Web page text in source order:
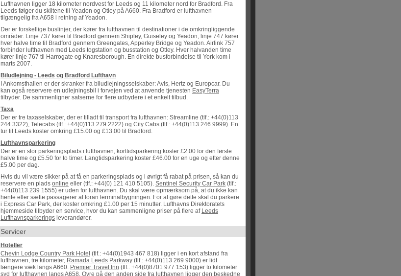
Lufthavnen ligger 18 kilometer nordvest for Leeds og 11 kilometer nord for Bradford. Fra
Leeds følger du skiltene til Yeadon og Otley på A660. Fra Bradford er lufthavnen
tilgængelig fra A658 i retning af Yeadon.
Der er forskellige buslinjer, der kører fra lufthavnen til destinationer i de omkringliggende
områder. Linje 737 kører til Bradford gennem Shipley, Guiseley og Yeadon, linje 747 kører
hver halve time til Bradford gennem Greengates, Apperley Bridge og Yeadon. Airlink 757
forbinder lufthavnen med Leeds togstation og busstation og Otley. Hver halvanden time
kører linje 767 til Harrogate og Knaresborough. En direkte busforbindelse til York kom i
marts 2007.
Biludlejning - Leeds og Bradford Lufthavn
I Ankomsthallen er der skranker fra biludlejningsselskaber: Avis, Hertz og Europcar. Du
kan også reservere en udlejningsbil i forvejen ved at anvende tjenesten EasyTerra
tilbyder. De sammenligner satserne for flere udbydere i et enkelt tilbud.
Taxa
Der er tre taxaselskaber, der er tilladt til transport fra lufthavnen: Streamline (tlf.: +44(0)113
244 3322), Telecabs (tlf.: +44(0)113 279 2222) og City Cabs (tlf.: +44(0)113 246 9999). En
tur til Leeds koster omkring £15.00 og £13.00 til Bradford.
Lufthavnsparkering
Der er en stor parkeringsplads i lufthavnen, korttidsparkering koster £2.00 for den første
halve time og £5.50 for to timer. Langtidsparkering koster £46.00 for en uge og efter denne
£5.00 per dag.
Hvis du vil være sikker på at få en parkeringsplads og i øvrigt få rabat på prisen, så kan du
reservere en plads online eller (tlf.: +44(0) 121 410 5105). Sentinel Security Car Park (tlf.:
+44(0)113 239 1555) er uden for lufthavnen. Du skal være opmærksom på, at du ikke kan
hente eller sætte passagerer af foran terminalbygningen. For at gøre dette skal du parkere
i Express Car Park, der koster omkring £1.00 per 15 minutter. Lufthavns Direktoratets
hjemmeside tilbyder en service, hvor du kan sammenligne priser på flere af Leeds
Lufthavnsparkerings leverandører.
Servicer
Hoteller
Chevin Lodge Country Park Hotel (tlf.: +44(0)1943 467 818) ligger i en kort afstand fra
lufthavnen, tre kilometer, Ramada Leeds Parkway (tlf.: +44(0)113 269 9000) er lidt
længere væk langs A660. Premier Travel Inn (tlf.: +44(0)8701 977 153) ligger to kilometer
syd for lufthavnen langs A658. Ovre på den anden side fra lufthavnen ligger den beskedne